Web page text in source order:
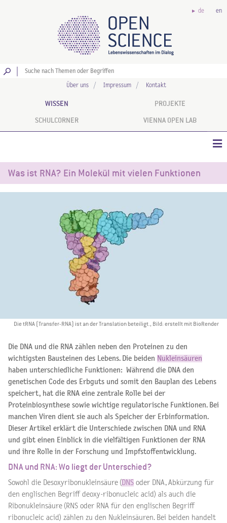
de en
Über uns Impressum Kontakt
WISSEN PROJEKTE
SCHULCORNER VIENNA OPEN LAB
Was ist RNA? Ein Molekül mit vielen Funktionen
Die tRNA (Transfer-RNA) ist an der Translation beteiligt., Bild: erstellt mit BioRender
Die DNA und die RNA zählen neben den Proteinen zu den
wichtigsten Bausteinen des Lebens. Die beiden Nukleinsäuren
haben unterschiedliche Funktionen: Während die DNA den
genetischen Code des Erbguts und somit den Bauplan des Lebens
speichert, hat die RNA eine zentrale Rolle bei der
Proteinbiosynthese sowie wichtige regulatorische Funktionen. Bei
manchen Viren dient sie auch als Speicher der Erbinformation.
Dieser Artikel erklärt die Unterschiede zwischen DNA und RNA
und gibt einen Einblick in die vielfältigen Funktionen der RNA
und ihre Rolle in der Forschung und Impfstoffentwicklung.
DNA und RNA: Wo liegt der Unterschied?
Sowohl die Desoxyribonukleinsäure ( DNS oder DNA, Abkürzung für
den englischen Begriff deoxy-ribonucleic acid) als auch die
Ribonukleinsäure (RNS oder RNA für den englischen Begriff
ribonucleic acid) zählen zu den Nukleinsäuren. Bei beiden handelt